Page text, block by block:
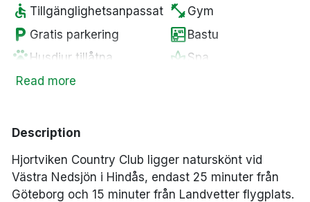
accessible Tillgänglighetsanpassat fitness_center Gym
local_parking Gratis parkering saunaBastu
pets Husdjur tillåtna spa Spa
local_barBar
business_centerBusiness Center
pool
Read more
Description
Hjortviken Country Club ligger naturskönt vid
Västra Nedsjön i Hindås, endast 25 minuter från
Göteborg och 15 minuter från Landvetter flygplats.